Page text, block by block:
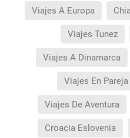
Viajes A Europa
Viajes Tunez
Viajes A Dinamarca
Viajes En Pareja
Viajes De Aventura
Croacia Eslovenia